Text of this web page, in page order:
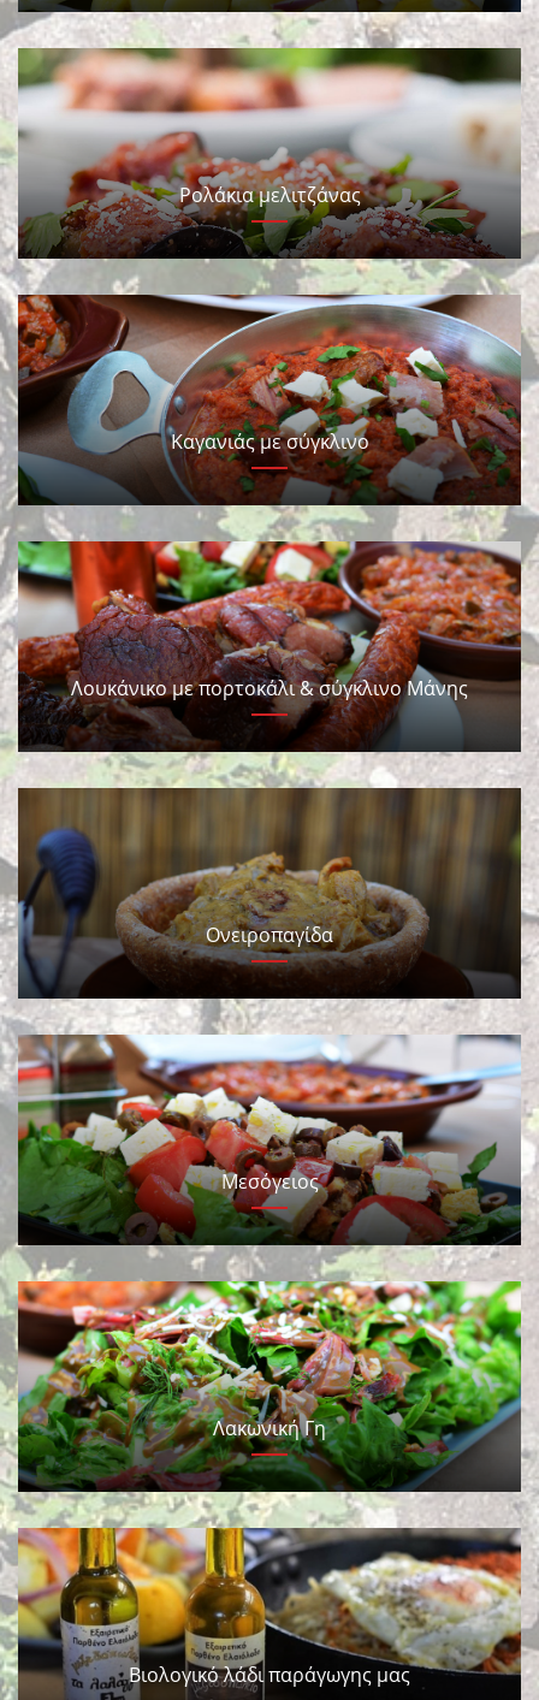
Ρολάκια μελιτζάνας
Καγανιάς με σύγκλινο
Λουκάνικο με πορτοκάλι & σύγκλινο Μάνης
Ονειροπαγίδα
Μεσόγειος
Λακωνική Γη
Βιολογικό λάδι παράγωγης μας